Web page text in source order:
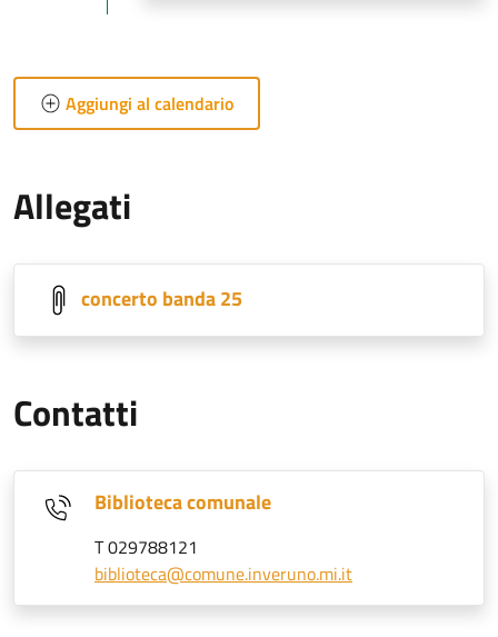
Aggiungi al calendario
Allegati
concerto banda 25
Contatti
Biblioteca comunale
T 029788121
biblioteca@comune.inveruno.mi.it